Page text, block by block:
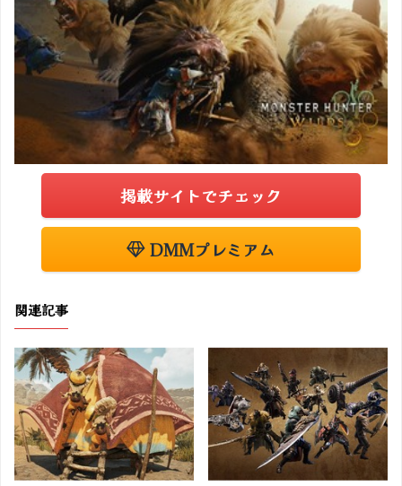
掲載サイトでチェック
DMMプレミアム
関連記事